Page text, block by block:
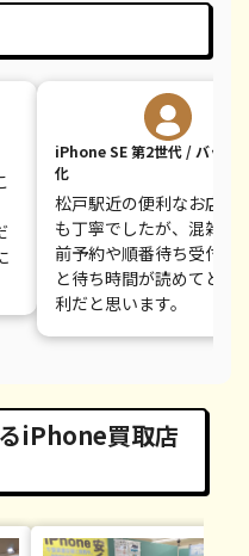
iPhone SE 第2世代 / バッテ
化
松戸駅近の便利なお店で
も丁寧でしたが、混雑時
前予約や順番待ち受付が
と待ち時間が読めてとて
利だと思います。
iPhone買取店